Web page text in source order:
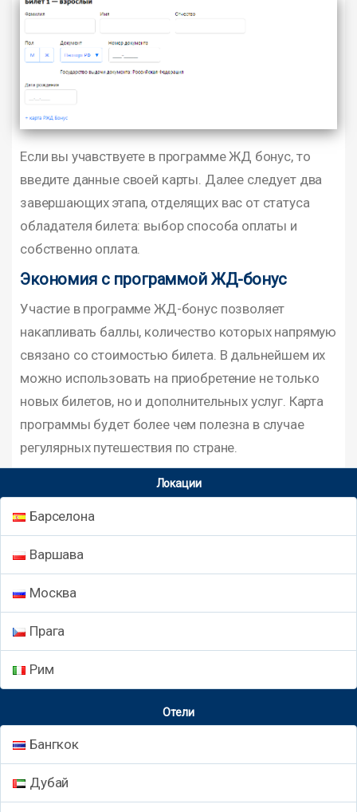
Если вы учавствуете в программе ЖД бонус, то
введите данные своей карты. Далее следует два
завершающих этапа, отделящих вас от статуса
обладателя билета: выбор способа оплаты и
собственно оплата.
Экономия с программой ЖД-бонус
Участие в программе ЖД-бонус позволяет
накапливать баллы, количество которых напрямую
связано со стоимостью билета. В дальнейшем их
можно использовать на приобретение не только
новых билетов, но и дополнительных услуг. Карта
программы будет более чем полезна в случае
регулярных путешествия по стране.
Локации
Барселона
Варшава
Москва
Прага
Рим
Отели
Бангкок
Дубай